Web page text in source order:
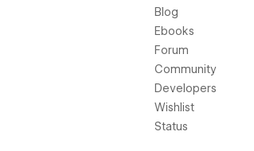
Blog
Ebooks
Forum
Community
Developers
Wishlist
Status